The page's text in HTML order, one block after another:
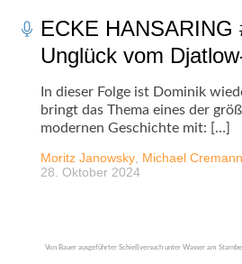
ECKE HANSARING
Unglück vom
In dieser Folge ist Dominik
bringt das Thema eines der
modernen Geschichte mit: […]
Moritz Janowsky Michael Cremann
28. Oktober 2024
Von Bauer ausgeführter Schießversuch unter Wasser am